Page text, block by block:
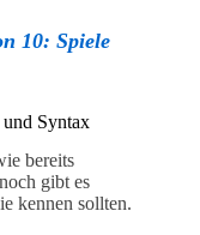
10: Spiele
Syntax
bereits
gibt es
kennen sollten.